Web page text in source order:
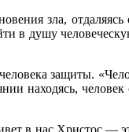
зла,
в душу
защиты.
находясь,
в нас Христос —